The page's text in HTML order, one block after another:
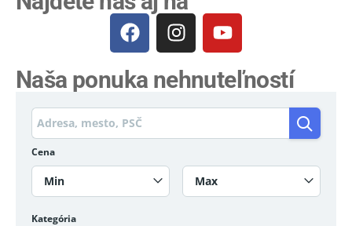
Naša ponuka nehnuteľností
Cena
Min Max
Kategória